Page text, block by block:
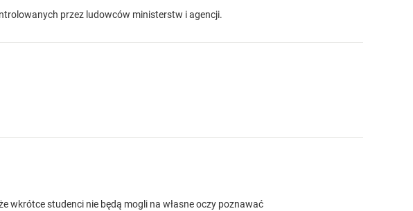
przez ludowców ministerstw i agencji.
wkrótce studenci nie będą mogli na własne oczy poznawać